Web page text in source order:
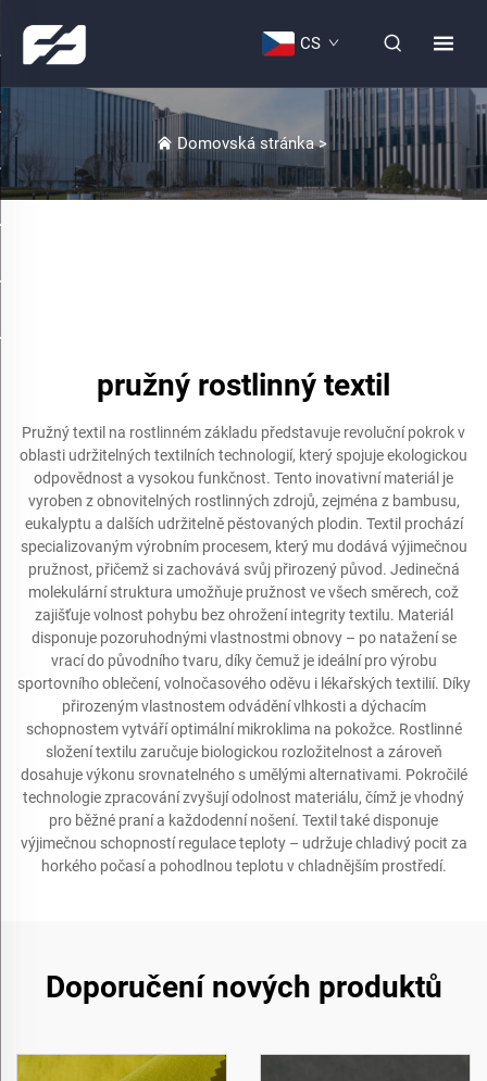
CS
Domovská stránka>
pružný rostlinný textil
Pružný textil na rostlinném základu představuje revoluční pokrok v
oblasti udržitelných textilních technologií, který spojuje ekologickou
odpovědnost a vysokou funkčnost. Tento inovativní materiál je
vyroben z obnovitelných rostlinných zdrojů, zejména z bambusu,
eukalyptu a dalších udržitelně pěstovaných plodin. Textil prochází
specializovaným výrobním procesem, který mu dodává výjimečnou
pružnost, přičemž si zachovává svůj přirozený původ. Jedinečná
molekulární struktura umožňuje pružnost ve všech směrech, což
zajišťuje volnost pohybu bez ohrožení integrity textilu. Materiál
disponuje pozoruhodnými vlastnostmi obnovy – po natažení se
vrací do původního tvaru, díky čemuž je ideální pro výrobu
sportovního oblečení, volnočasového oděvu i lékařských textilií. Díky
přirozeným vlastnostem odvádění vlhkosti a dýchacím
schopnostem vytváří optimální mikroklima na pokožce. Rostlinné
složení textilu zaručuje biologickou rozložitelnost a zároveň
dosahuje výkonu srovnatelného s umělými alternativami. Pokročilé
technologie zpracování zvyšují odolnost materiálu, čímž je vhodný
pro běžné praní a každodenní nošení. Textil také disponuje
výjimečnou schopností regulace teploty – udržuje chladivý pocit za
horkého počasí a pohodlnou teplotu v chladnějším prostředí.
Doporučení nových produktů